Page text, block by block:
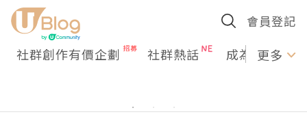
會員登記
社群創作有價企劃 社群熱話 成為U更多